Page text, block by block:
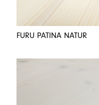
FURU PATINA NATUR